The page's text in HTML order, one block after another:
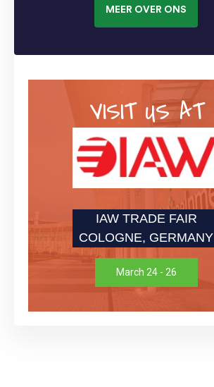
MEER OVER ONS
VISIT US AT
IAW TRADE FAIR
COLOGNE, GERMANY
March 24 - 26